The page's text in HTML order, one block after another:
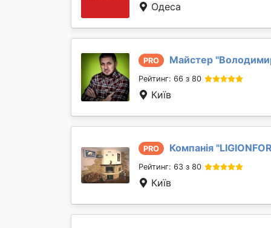
Одеса
PRO Майстер "
Рейтинг: 66 з 80
Київ
PRO Компанія "
Рейтинг: 63 з 80
Київ